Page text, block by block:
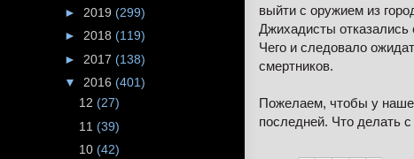
выйти с оружием из
Джихадисты отказались
Чего и следовало
смертников.
Пожелаем, чтобы у
последней. Что делать
► 2019 (299)
► 2018 (119)
► 2017 (138)
▼ 2016 (401)
12 (27)
11 (39)
10 (42)